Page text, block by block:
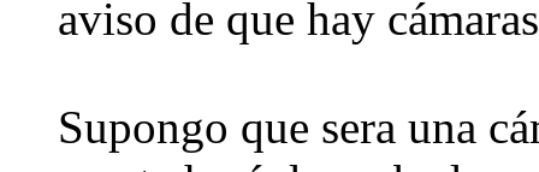
aviso de que hay
Supongo que sera una